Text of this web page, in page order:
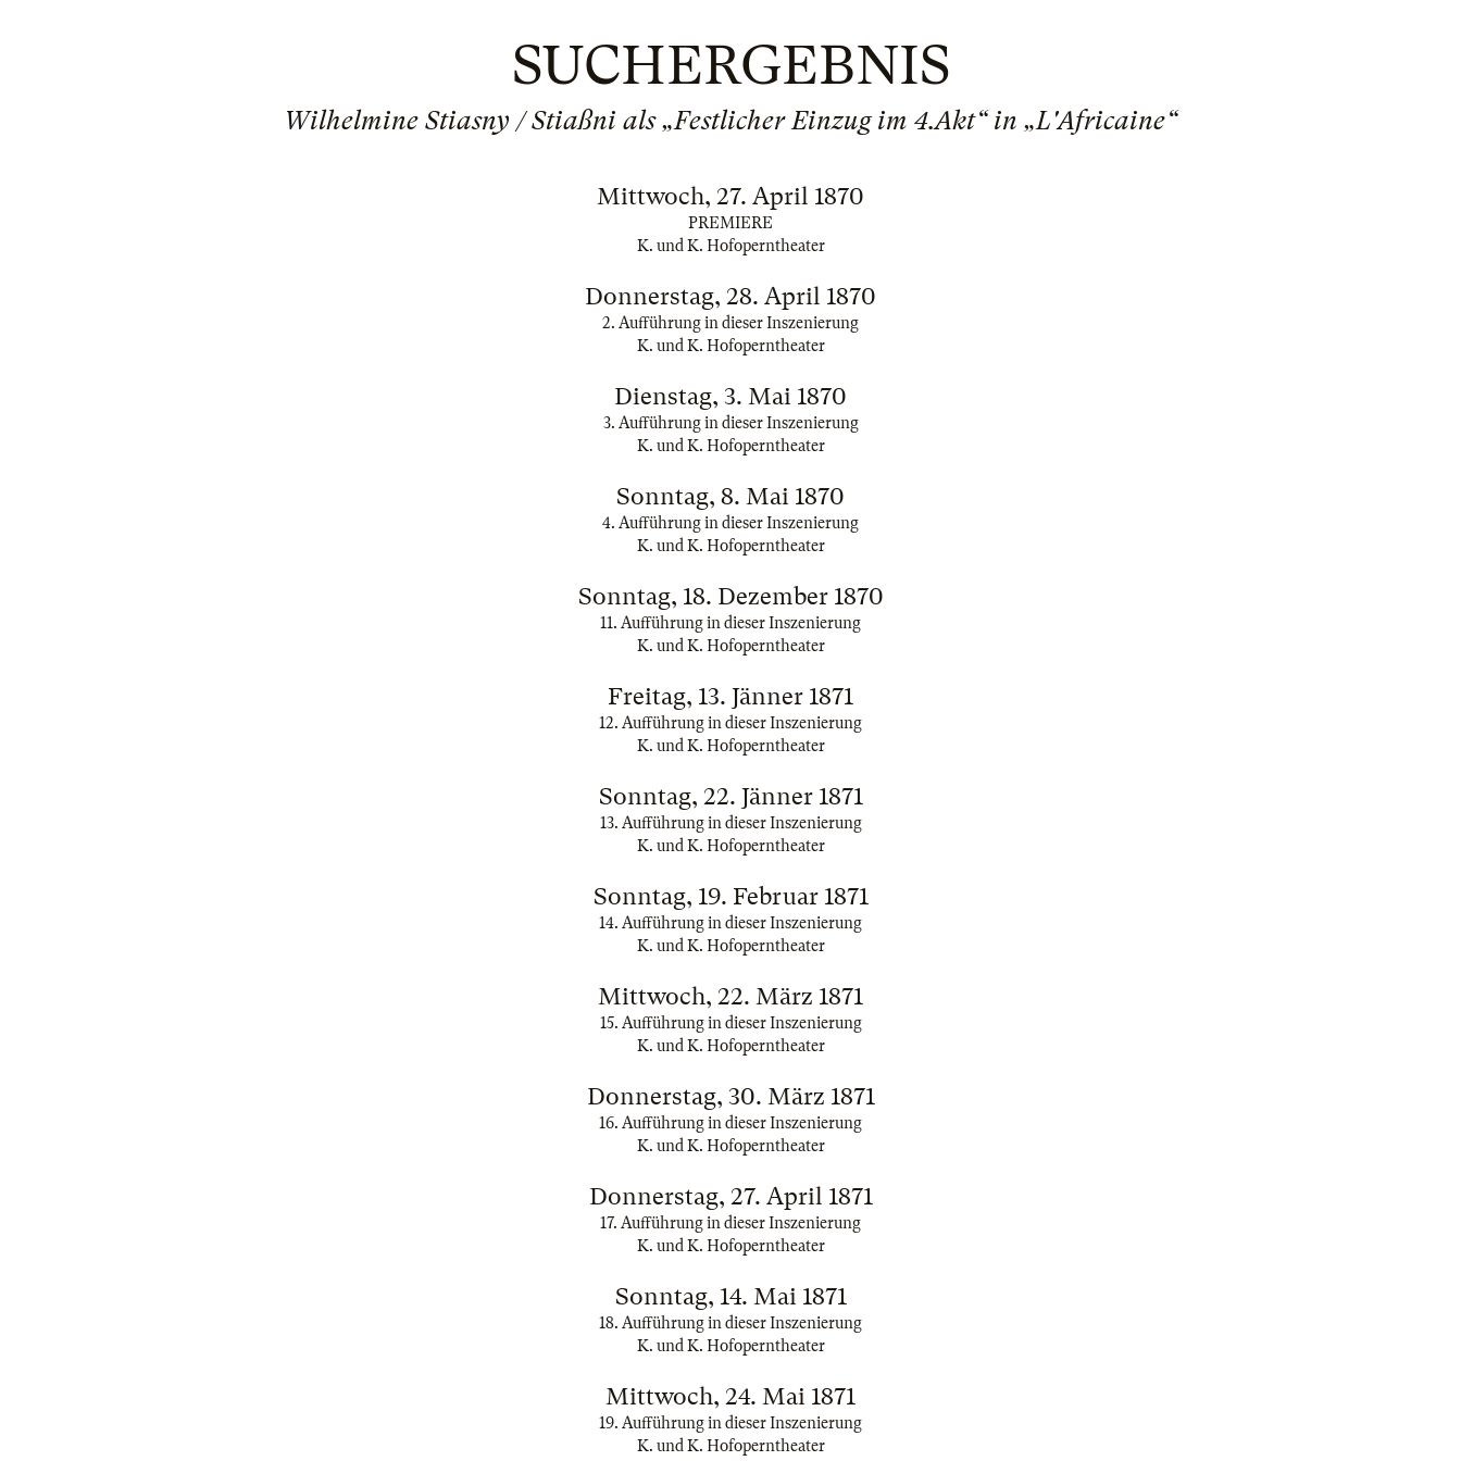
SUCHERGEBNIS
Wilhelmine Stiasny / Stiaßni als „Festlicher Einzug im 4.Akt“ in „L'Africaine“
Mittwoch, 27. April 1870
PREMIERE
K. und K. Hofoperntheater
Donnerstag, 28. April 1870
2. Aufführung in dieser Inszenierung
K. und K. Hofoperntheater
Dienstag, 3. Mai 1870
3. Aufführung in dieser Inszenierung
K. und K. Hofoperntheater
Sonntag, 8. Mai 1870
4. Aufführung in dieser Inszenierung
K. und K. Hofoperntheater
Sonntag, 18. Dezember 1870
11. Aufführung in dieser Inszenierung
K. und K. Hofoperntheater
Freitag, 13. Jänner 1871
12. Aufführung in dieser Inszenierung
K. und K. Hofoperntheater
Sonntag, 22. Jänner 1871
13. Aufführung in dieser Inszenierung
K. und K. Hofoperntheater
Sonntag, 19. Februar 1871
14. Aufführung in dieser Inszenierung
K. und K. Hofoperntheater
Mittwoch, 22. März 1871
15. Aufführung in dieser Inszenierung
K. und K. Hofoperntheater
Donnerstag, 30. März 1871
16. Aufführung in dieser Inszenierung
K. und K. Hofoperntheater
Donnerstag, 27. April 1871
17. Aufführung in dieser Inszenierung
K. und K. Hofoperntheater
Sonntag, 14. Mai 1871
18. Aufführung in dieser Inszenierung
K. und K. Hofoperntheater
Mittwoch, 24. Mai 1871
19. Aufführung in dieser Inszenierung
K. und K. Hofoperntheater